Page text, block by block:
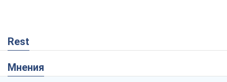
Rest
Мнения